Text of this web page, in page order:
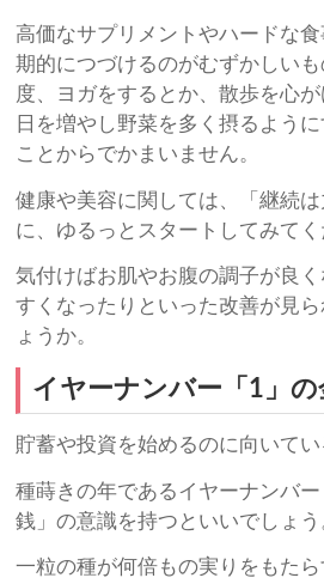
高価なサプリメントやハードな
期的につづけるのがむずかしい
度、ヨガをするとか、散歩を心
日を増やし野菜を多く摂るよう
ことからでかまいません。
健康や美容に関しては、「継続
に、ゆるっとスタートしてみてく
気付けばお肌やお腹の調子が良
すくなったりといった改善が見
ょうか。
イヤーナンバー「1」の
貯蓄や投資を始めるのに向いてい
種蒔きの年であるイヤーナンバ
銭」の意識を持つといいでしょう
一粒の種が何倍もの実りをもた